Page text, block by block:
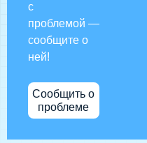
с
проблемой —
сообщите о
ней!
Сообщить о
проблеме